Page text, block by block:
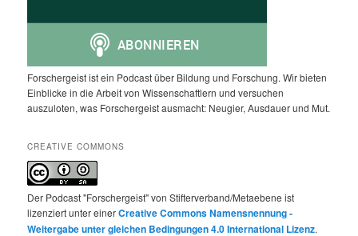
Forschergeist ist ein Podcast über Bildung und Forschung. Wir bieten
Einblicke in die Arbeit von Wissenschaftlern und versuchen
auszuloten, was Forschergeist ausmacht: Neugier, Ausdauer und Mut.
CREATIVE COMMONS
Der Podcast "Forschergeist" von Stifterverband/Metaebene ist
lizenziert unter einerCreative Commons Namensnennung -
Weitergabe unter gleichen Bedingungen 4.0 International Lizenz.